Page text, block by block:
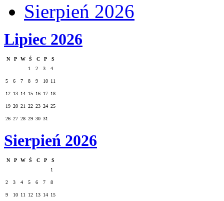
Sierpień 2026
Lipiec 2026
N P W Ś C P
S
1
2 3 4
5 6 7 8 9 10 11
12 13 14 15 16 17 18
19 20 21 22 23 24 25
26 27 28 29 30 31
Sierpień 2026
N P W Ś C P
S
1
2 3 4 5 6 7 8
9 10 11 12 13 14 15